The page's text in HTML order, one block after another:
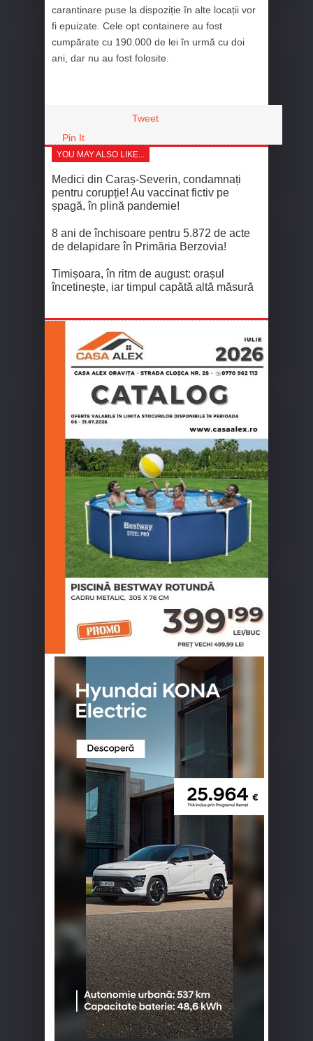
carantinare puse la dispoziție în alte locații vor
fi epuizate. Cele opt containere au fost
cumpărate cu 190.000 de lei în urmă cu doi
ani, dar nu au fost folosite.
Tweet
Pin It
YOU MAY ALSO LIKE...
Medici din Caraș-Severin, condamnați
pentru corupție! Au vaccinat fictiv pe
șpagă, în plină pandemie!
8 ani de închisoare pentru 5.872 de acte
de delapidare în Primăria Berzovia!
Timișoara, în ritm de august: orașul
încetinește, iar timpul capătă altă măsură